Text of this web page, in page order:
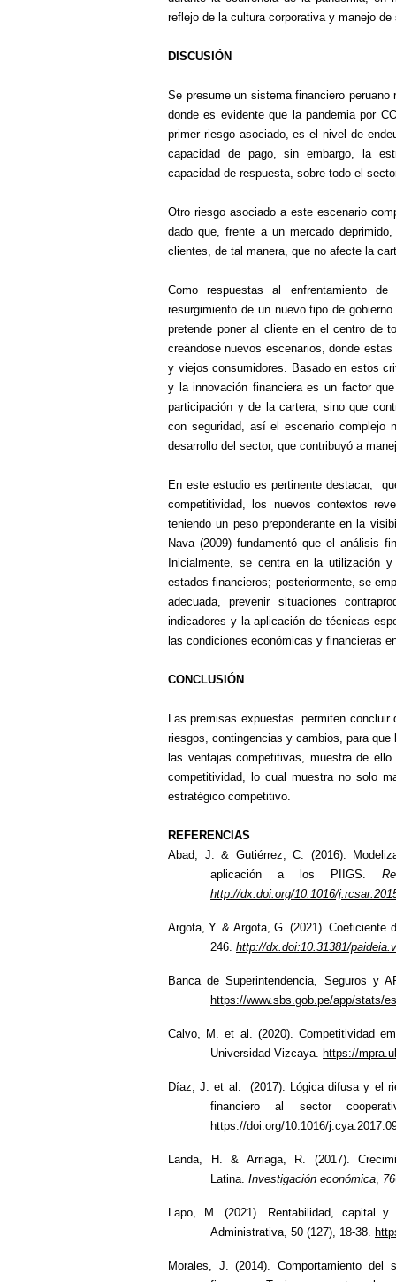
reflejo de la cultura corporativa y manejo
DISCUSIÓN
Se presume un sistema financiero
donde es evidente que la pandemia por
primer riesgo asociado, es el nivel de
capacidad de pago, sin embargo, la
capacidad de respuesta, sobre todo el
Otro riesgo asociado a este escenario
dado que, frente a un mercado
clientes, de tal manera, que no afecte la
Como respuestas al enfrentamiento
resurgimiento de un nuevo tipo de
pretende poner al cliente en el centro de
creándose nuevos escenarios, donde
y viejos consumidores. Basado en estos
y la innovación financiera es un factor
participación y de la cartera, sino que
con seguridad, así el escenario complejo
desarrollo del sector, que contribuyó a
En este estudio es pertinente destacar,
competitividad, los nuevos contextos
teniendo un peso preponderante en la
Nava (2009) fundamentó que el análisis
Inicialmente, se centra en la utilización
estados financieros; posteriormente, se
adecuada, prevenir situaciones
indicadores y la aplicación de técnicas
las condiciones económicas y financieras
CONCLUSIÓN
Las premisas expuestas permiten concluir
riesgos, contingencias y cambios, para
las ventajas competitivas, muestra de
competitividad, lo cual muestra no solo
estratégico competitivo.
REFERENCIAS
Abad, J. & Gutiérrez, C. (2016).
aplicación a los PIIGS.
http://dx.doi.org/10.1016/
Argota, Y. & Argota, G. (2021). Coeficiente
246. http://dx.doi:10.31381/
Banca de Superintendencia, Seguros y
https://www.sbs.gob.pe/app/stats/
Calvo, M. et al. (2020). Competitividad
Universidad Vizcaya. https://
Díaz, J. et al. (2017). Lógica difusa y el
financiero al sector
https://doi.org/10.1016/
Landa, H. & Arriaga, R. (2017).
Latina. Investigación económica, 76
Lapo, M. (2021). Rentabilidad, capital
Administrativa, 50 (127), 18-38.
Morales, J. (2014). Comportamiento